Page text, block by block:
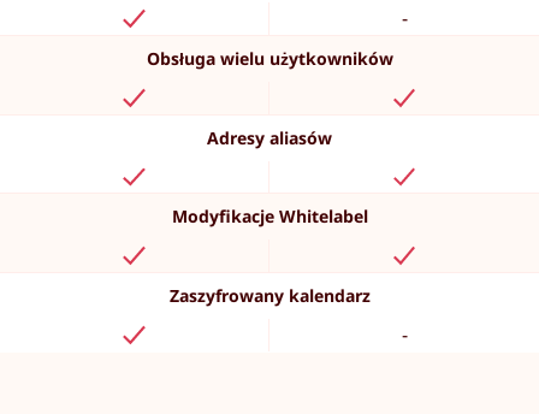
-
Obsługa wielu użytkowników
Adresy aliasów
Modyfikacje Whitelabel
Zaszyfrowany kalendarz
-